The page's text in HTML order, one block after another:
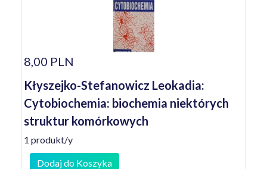
8,00 PLN
Kłyszejko-Stefanowicz Leokadia:
Cytobiochemia: biochemia niektórych
struktur komórkowych
1 produkt/y
Dodaj do Koszyka